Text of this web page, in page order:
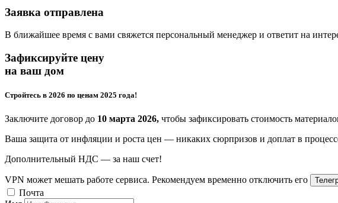
Заявка отправлена
В ближайшее время с вами свяжется персональный менеджер и ответит на
Зафиксируйте цену
на ваш дом
Стройтесь в 2026 по ценам 2025 года!
Заключите договор до 10 марта 2026, чтобы зафиксировать стоимость
Ваша защита от инфляции и роста цен — никаких сюрпризов и доплат в
Дополнительный НДС — за наш счет!
VPN может мешать работе сервиса. Рекомендуем временно отключить его
Почта